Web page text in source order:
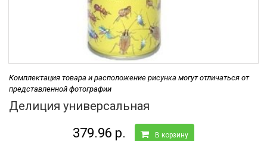
Комплектация товара и расположение рисунка могут отличаться от
представленной фотографии
Делиция универсальная
379.96 р. В корзину